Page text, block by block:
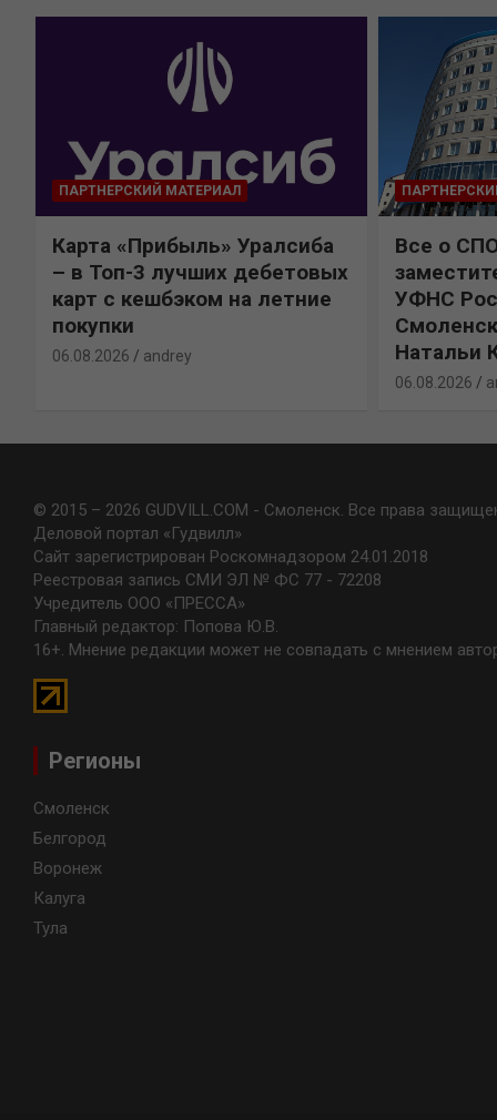
ПАРТНЕРСКИЙ МАТЕРИАЛ
Карта «Прибыль» Уралсиба
– в Топ-3 лучших дебетовых
карт с кешбэком на летние
покупки
06.08.2026 andrey
Все о
УФНС
Натальи
06.08.2026
© 2015 – 2026 GUDVILL.COM - Смоленск. Все права
Деловой портал «Гудвилл»
Сайт зарегистрирован Роскомнадзором 24.01.2018
Реестровая запись СМИ ЭЛ № ФС 77 - 72208
Учредитель ООО «ПРЕССА»
Главный редактор: Попова Ю.В.
16+. Мнение редакции может не совпадать с мнением
Регионы
Смоленск
Белгород
Воронеж
Калуга
Тула